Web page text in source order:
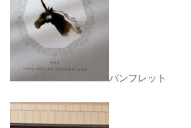
パンフレット